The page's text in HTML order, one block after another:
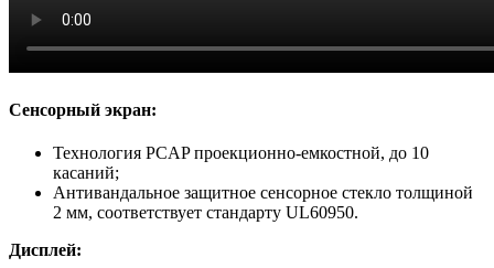
Сенсорный экран:
Технология PCAP проекционно-емкостной, до 10
касаний;
Антивандальное защитное сенсорное стекло толщиной
2 мм, соответствует стандарту UL60950.
Дисплей: